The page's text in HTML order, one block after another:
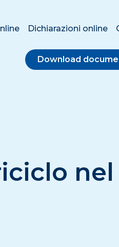
Dichiarazioni online
Download
nel